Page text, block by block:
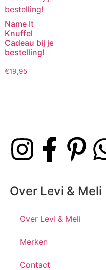
Name It
Knuffel
Cadeau bij je
bestelling!
€19,95
Over Levi & Meli
Over Levi & Meli
Merken
Contact